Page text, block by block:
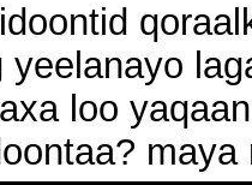
yeelanayo
loo
maya